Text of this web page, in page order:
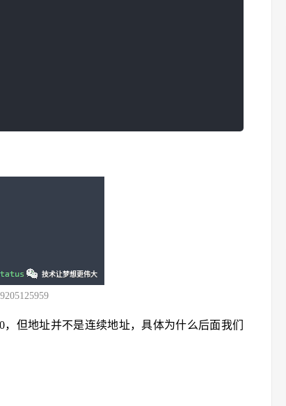
但地址并不是连续地址，具体为什么后面我们